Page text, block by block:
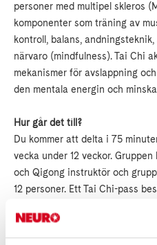
personer med multipel skleros
komponenter som träning av
kontroll, balans,
närvaro (mindfulness). Tai Chi
mekanismer för avslappning
den mentala energin och
Hur går det till?
Du kommer att delta i 75
vecka under 12 veckor.
och Qigong instruktör och
12 personer. Ett Tai Chi-pass
för Tai Chi-principerna som
visualisering genom att öva